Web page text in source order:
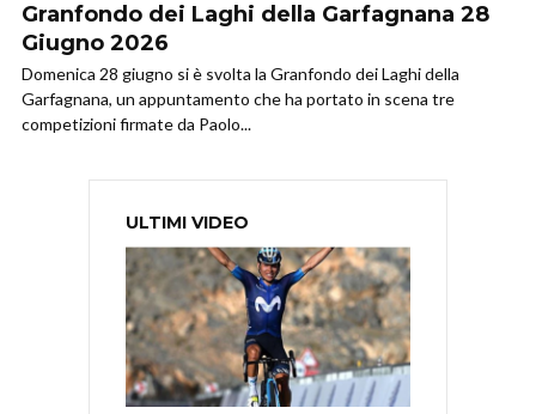
Granfondo dei Laghi della Garfagnana 28
Giugno 2026
Domenica 28 giugno si è svolta la Granfondo dei Laghi della
Garfagnana, un appuntamento che ha portato in scena tre
competizioni firmate da Paolo...
ULTIMI VIDEO